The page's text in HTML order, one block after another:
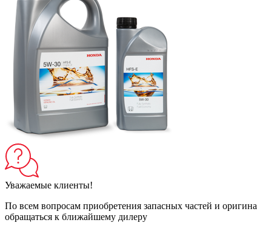
Уважаемые клиенты!
По всем вопросам приобретения запасных частей и
обращаться к ближайшему дилеру